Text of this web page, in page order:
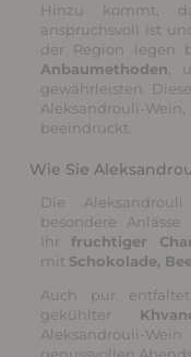
Hinzu kommt,
anspruchsvoll ist
der Region legen
Anbaumethoden ,
gewährleisten.
Aleksandrouli-
beeindruckt.
Wie Sie
Die
besondere
Ihr
fruchtiger
mit Schokolade,
Auch pur
gekühlter
Aleksandrouli-